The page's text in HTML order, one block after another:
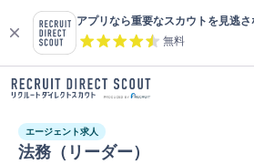
アプリなら重要なスカウトを見逃さ
無料
エージェント求人
法務（リーダー）